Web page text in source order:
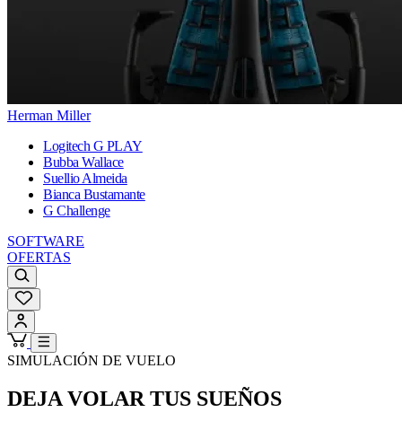
Herman Miller
Logitech G PLAY
Bubba Wallace
Suellio Almeida
Bianca Bustamante
G Challenge
SOFTWARE
OFERTAS
SIMULACIÓN DE VUELO
DEJA VOLAR TUS SUEÑOS